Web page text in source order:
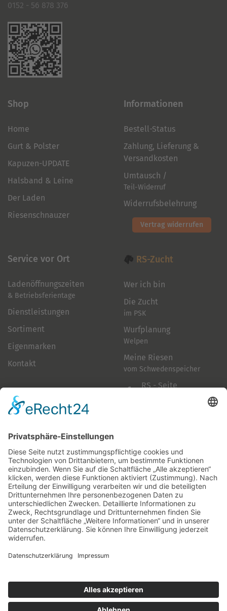
0152 - 56 878 376
Shop
Home
Gurt & Polster
Kapuzen-UPDATE
Halsband & Leine
Der Laden
Riesenschnauzer
Informationen
Bestell-Status
Zahlung, Lieferung &
Versandkosten
Umtausch /
Teil-Widerruf
Widerrufsbelehrung
Vertrag widerrufen
Service vor Ort
Ladenöffnungszeiten
& Betriebsferientage
Dienstleistungen
Sortiment
Eigenmarken
Kontakt
RS-Zucht
Wer ich bin
Die Zucht
im PSK
Wurfplanung
Welpen
Meine Riesen
vom Schwedenspeicher
RS - Seite
Folge mir
Zahlungsarten
& Vorab-Überweisung
Alle Preise inkl. gesetzl. Mehrwertsteuer zzgl.
Datenschutzerklärung